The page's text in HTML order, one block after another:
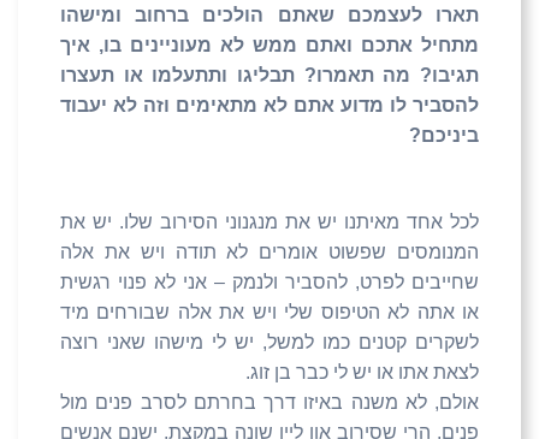
תארו לעצמכם שאתם הולכים ברחוב ומישהו
מתחיל אתכם ואתם ממש לא מעוניינים בו, איך
תגיבו? מה תאמרו? תבליגו ותתעלמו או תעצרו
להסביר לו מדוע אתם לא מתאימים וזה לא יעבוד
ביניכם?
לכל אחד מאיתנו יש את מנגנוני הסירוב שלו. יש את
המנומסים שפשוט אומרים לא תודה ויש את אלה
שחייבים לפרט, להסביר ולנמק – אני לא פנוי רגשית
או אתה לא הטיפוס שלי ויש את אלה שבורחים מיד
לשקרים קטנים כמו למשל, יש לי מישהו שאני רוצה
לצאת אתו או יש לי כבר בן זוג.
אולם, לא משנה באיזו דרך בחרתם לסרב פנים מול
פנים, הרי שסירוב און ליין שונה במקצת. ישנם אנשים